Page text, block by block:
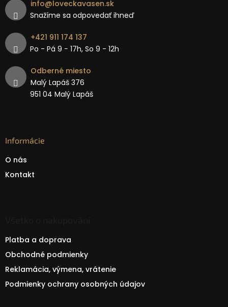
info@loveckavasen.sk
Snažíme sa odpovedať ihneď
+421 911 174 137
Po - Pá 9 − 17h, So 9 - 12h
Odberné miesto
Malý Lapáš 376
951 04 Malý Lapáš
Informácie
O nás
Kontakt
Platba a doprava
Obchodné podmienky
Reklamácia, výmena, vrátenie
Podmienky ochrany osobných údajov